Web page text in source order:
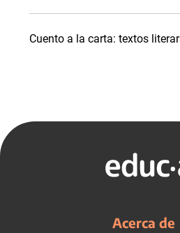
Cuento a la carta: textos
Acerca de